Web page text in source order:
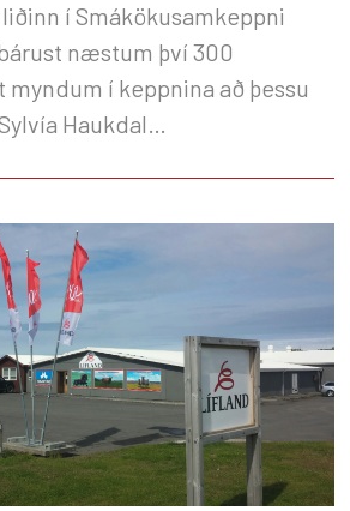
í Smákökusamkeppni
næstum því 300
í keppnina að þessu
Haukdal